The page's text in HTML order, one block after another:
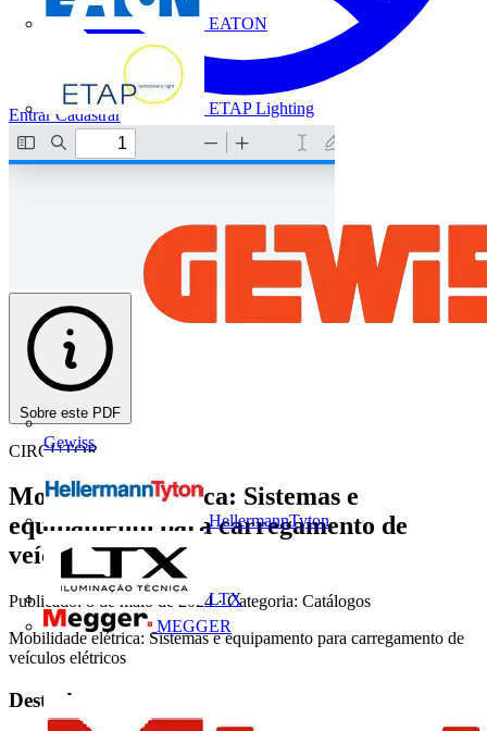
EATON
ETAP Lighting
Gewiss
HellermannTyton
LTX
MEGGER
Entrar Cadastrar
Sobre este PDF
CIRCUTOR
Mobilidade elétrica: Sistemas e
equipamento para carregamento de
veículos elétricos
Publicado: 8 de maio de 2024· Categoria: Catálogos
Mobilidade elétrica: Sistemas e equipamento para carregamento de
veículos elétricos
Deste documento